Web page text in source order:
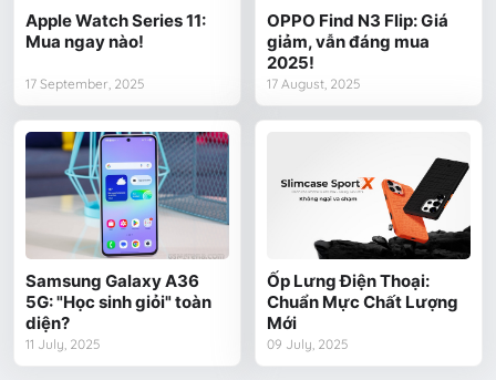
Apple Watch Series 11:
Mua ngay nào!
17 September, 2025
OPPO Find N3 Flip: Giá
giảm, vẫn đáng mua
2025!
17 August, 2025
Samsung Galaxy A36
5G: "Học sinh giỏi" toàn
diện?
11 July, 2025
Ốp Lưng Điện Thoại:
Chuẩn Mực Chất Lượng
Mới
09 July, 2025